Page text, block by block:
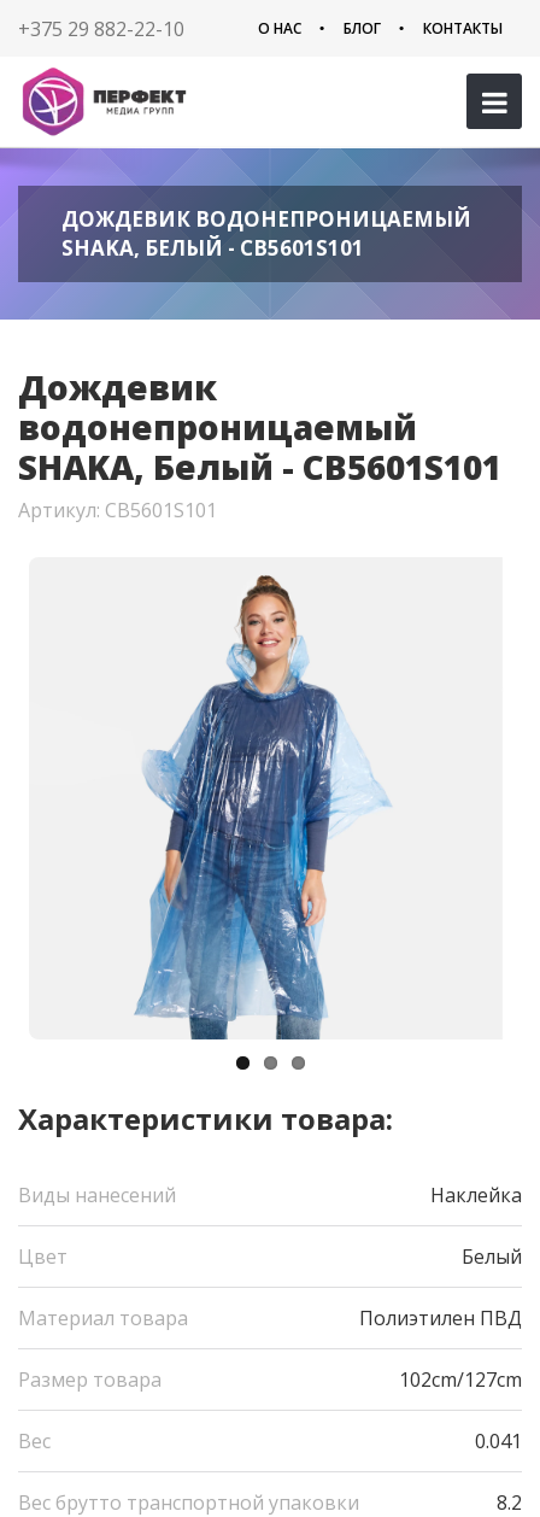
+375 29 882-22-10 О НАС БЛОГ КОНТАКТЫ
ДОЖДЕВИК ВОДОНЕПРОНИЦАЕМЫЙ
SHAKA, БЕЛЫЙ - CB5601S101
Дождевик
водонепроницаемый
SHAKA, Белый - CB5601S101
Артикул: CB5601S101
Характеристики товара:
Виды нанесений Наклейка
Цвет Белый
Материал товара Полиэтилен ПВД
Размер товара 102cm/127cm
Вес 0.041
Вес брутто транспортной упаковки 8.2